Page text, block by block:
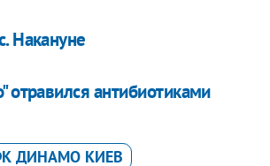
Накануне
отравился антибиотиками
ДИНАМО КИЕВ